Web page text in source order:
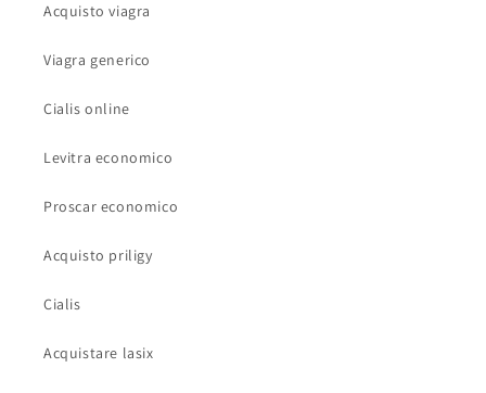
Acquisto viagra
Viagra generico
Cialis online
Levitra economico
Proscar economico
Acquisto priligy
Cialis
Acquistare lasix